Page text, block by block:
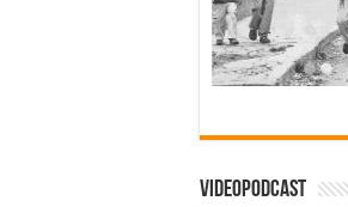
Videopodcast